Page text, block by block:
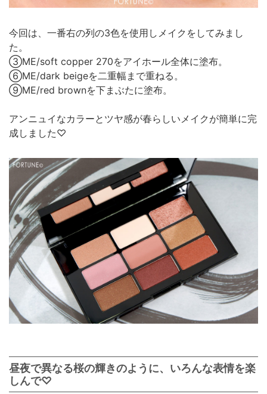
今回は、一番右の列の3色を使用しメイクをしてみまし
た。
③ME/soft copper 270をアイホール全体に塗布。
⑥ME/dark beigeを二重幅まで重ねる。
⑨ME/red brownを下まぶたに塗布。
アンニュイなカラーとツヤ感が春らしいメイクが簡単に完
成しました♡
昼夜で異なる桜の輝きのように、いろんな表情を楽
しんで♡